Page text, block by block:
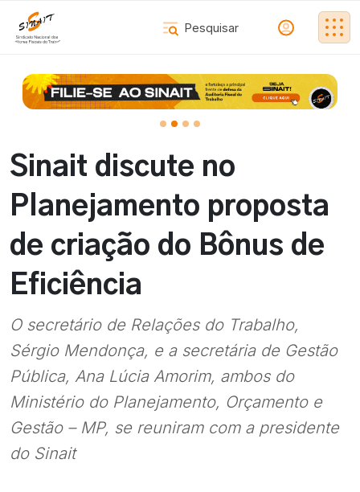
Sinait discute no
Planejamento proposta
de criação do Bônus de
Eficiência
O secretário de Relações do Trabalho,
Sérgio Mendonça, e a secretária de Gestão
Pública, Ana Lúcia Amorim, ambos do
Ministério do Planejamento, Orçamento e
Gestão – MP, se reuniram com a presidente
do Sinait